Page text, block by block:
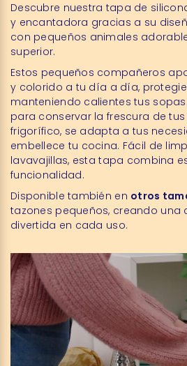
Descubre nuestra tapa de
y encantadora gracias a su
con pequeños animales
superior.
Estos pequeños compañeros
y colorido a tu día a día,
manteniendo calientes tus
para conservar la frescura de
frigorífico, se adapta a tus
embellece tu cocina. Fácil de
lavavajillas, esta tapa combina
funcionalidad.
Disponible también en otros
tazones pequeños, creando una
divertida en cada uso.